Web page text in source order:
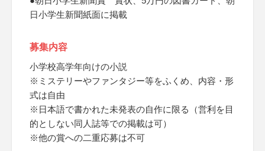
日小学生新聞紙面に掲載
募集内容
小学校高学年向けの小説
※ミステリーやファンタジー等をふくめ、内容・形
式は自由
※日本語で書かれた未発表の自作に限る（営利を目
的としない同人誌等での掲載は可）
※他の賞への二重応募は不可